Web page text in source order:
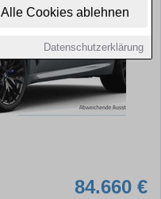
Alle Cookies ablehnen
Datenschutzerklärung
84.660 €